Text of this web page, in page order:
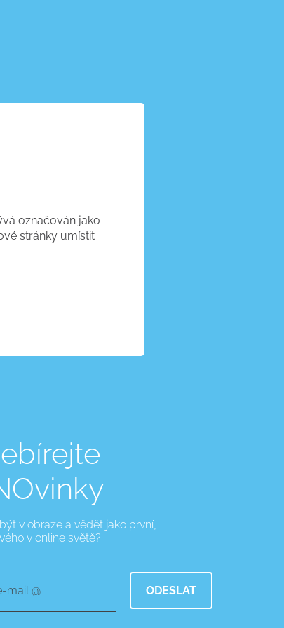
označován jako
stránky umístit
v obraze a vědět jako první,
v online světě?
mail @ ODESLAT